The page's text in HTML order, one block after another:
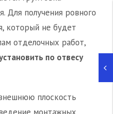
Для получения ровного
который не будет
отделочных работ,
по отвесу
плоскость